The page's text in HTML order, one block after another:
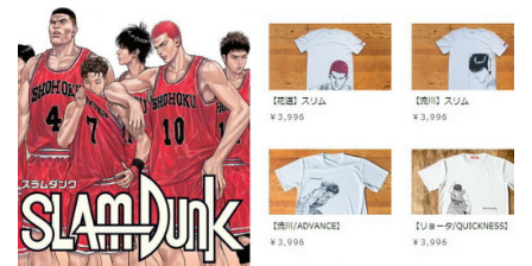
教學評測
EduTech
IT Times
生成式AI與雲端應用
Enterprise Digital Transformation
特集